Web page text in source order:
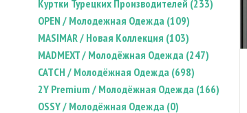
Куртки Турецких Производителей (233)
OPEN / Молодежная Одежда (109)
MASIMAR / Новая Коллекция (103)
MADMEXT / Молодёжная Одежда (247)
CATCH / Молодёжная Одежда (698)
2Y Premium / Молодёжная Одежда (166)
OSSY / Молодёжная Одежда (0)